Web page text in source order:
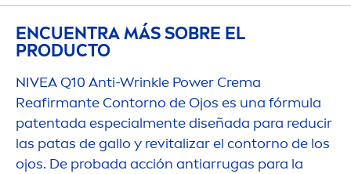
ENCUENTRA MÁS SOBRE EL
PRODUCTO
NIVEAQ10 Anti-Wrinkle Power Crema
Reafirmante Contorno de Ojos es una fórmula
patentada especialmente diseñada para reducir
las patas de gallo y revitalizar el contorno de los
ojos. De probada acción antiarrugas para la